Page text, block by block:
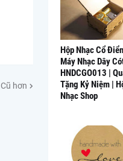
Cũ hơn
Hộp Nhạc Cổ
Máy Nhạc Dây
HNDCGO013 |
Tặng Kỷ Niệm |
Nhạc Shop